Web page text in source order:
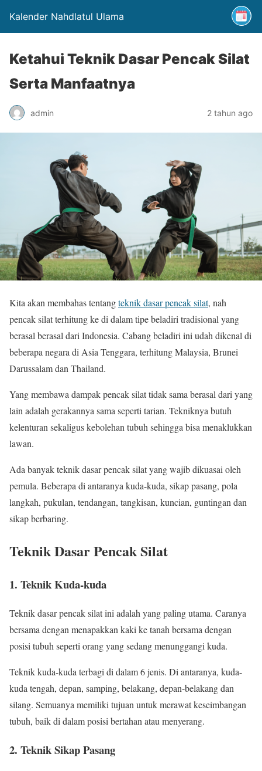
Kalender Nahdlatul Ulama
Ketahui Teknik Dasar Pencak Silat
Serta Manfaatnya
admin 2 tahun ago
Kita akan membahas tentangteknik dasar pencak silat, nah
pencak silat terhitung ke di dalam tipe beladiri tradisional yang
berasal berasal dari Indonesia. Cabang beladiri ini udah dikenal di
beberapa negara di Asia Tenggara, terhitung Malaysia, Brunei
Darussalam dan Thailand.
Yang membawa dampak pencak silat tidak sama berasal dari yang
lain adalah gerakannya sama seperti tarian. Tekniknya butuh
kelenturan sekaligus kebolehan tubuh sehingga bisa menaklukkan
lawan.
Ada banyak teknik dasar pencak silat yang wajib dikuasai oleh
pemula. Beberapa di antaranya kuda-kuda, sikap pasang, pola
langkah, pukulan, tendangan, tangkisan, kuncian, guntingan dan
sikap berbaring.
Teknik Dasar Pencak Silat
1. Teknik Kuda-kuda
Teknik dasar pencak silat ini adalah yang paling utama. Caranya
bersama dengan menapakkan kaki ke tanah bersama dengan
posisi tubuh seperti orang yang sedang menunggangi kuda.
Teknik kuda-kuda terbagi di dalam 6 jenis. Di antaranya, kuda-
kuda tengah, depan, samping, belakang, depan-belakang dan
silang. Semuanya memiliki tujuan untuk merawat keseimbangan
tubuh, baik di dalam posisi bertahan atau menyerang.
2. Teknik Sikap Pasang